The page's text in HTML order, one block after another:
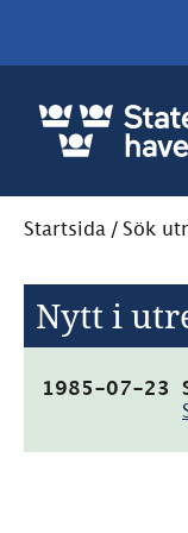
Startsida / Sök
Nytt i
1985-07-23
(pdf,